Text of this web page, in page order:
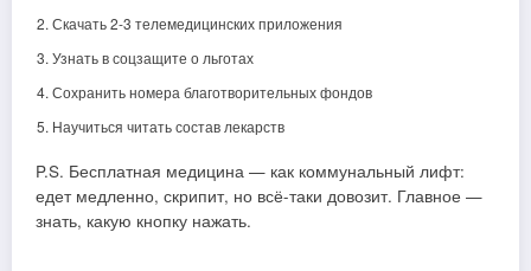
Скачать 2-3 телемедицинских приложения
Узнать в соцзащите о льготах
Сохранить номера благотворительных фондов
Научиться читать состав лекарств
P.S. Бесплатная медицина — как коммунальный лифт:
едет медленно, скрипит, но всё-таки довозит. Главное —
знать, какую кнопку нажать.